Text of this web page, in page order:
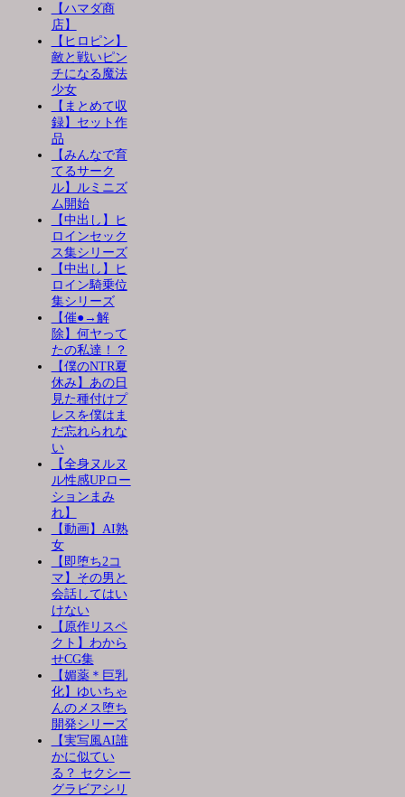
【ハマダ商
店】
【ヒロピン】
敵と戦いピン
チになる魔法
少女
【まとめて収
録】セット作
品
【みんなで育
てるサーク
ル】ルミニズ
ム開始
【中出し】ヒ
ロインセック
ス集シリーズ
【中出し】ヒ
ロイン騎乗位
集シリーズ
【催●→解
除】何ヤって
たの私達！？
【僕のNTR夏
休み】あの日
見た種付けプ
レスを僕はま
だ忘れられな
い
【全身ヌルヌ
ル性感UPロー
ションまみ
れ】
【動画】AI熟
女
【即堕ち2コ
マ】その男と
会話してはい
けない
【原作リスペ
クト】わから
せCG集
【媚薬＊巨乳
化】ゆいちゃ
んのメス堕ち
開発シリーズ
【実写風AI誰
かに似てい
る？ セクシー
グラビアシリ